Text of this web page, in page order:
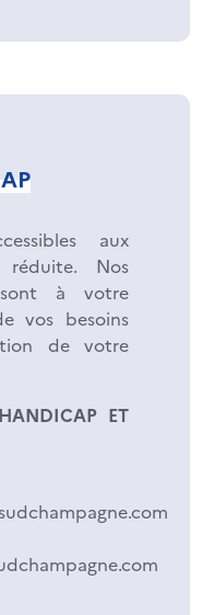
aux
Nos
sont à votre
vos besoins
de votre
ET